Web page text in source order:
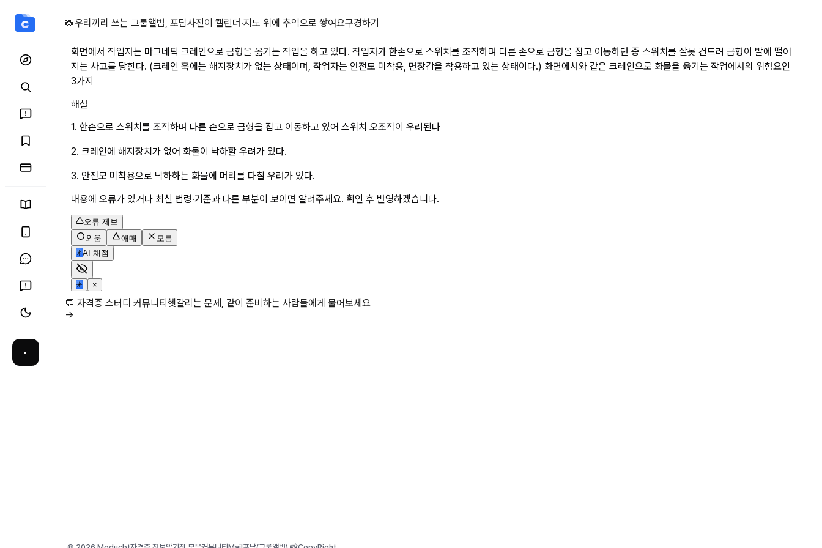
·
화면에서 작업자는 마그네틱 크레인으로 금형을 옮기는 작업을 하고 있다. 작업자가 한손 상세 페이지
📸우리끼리 쓰는 그룹앨범, 포담사진이 캘린더·지도 위에 추억으로 쌓여요구경하기
화면에서 작업자는 마그네틱 크레인으로 금형을 옮기는 작업을 하고 있다. 작업자가 한손으로 스위치를 조작하며 다른 손으로 금형을 잡고 이동하던 중 스위치를 잘못 건드려 금형이 발에 떨어
지는 사고를 당한다. (크레인 훅에는 해지장치가 없는 상태이며, 작업자는 안전모 미착용, 면장갑을 착용하고 있는 상태이다.) 화면에서와 같은 크레인으로 화물을 옮기는 작업에서의 위험요인
3가지
해설
1. 한손으로 스위치를 조작하며 다른 손으로 금형을 잡고 이동하고 있어 스위치 오조작이 우려된다
2. 크레인에 해지장치가 없어 화물이 낙하할 우려가 있다.
3. 안전모 미착용으로 낙하하는 화물에 머리를 다칠 우려가 있다.
내용에 오류가 있거나 최신 법령·기준과 다른 부분이 보이면 알려주세요. 확인 후 반영하겠습니다.
오류 제보
외움
애매
모름
✳AI 채점
✳ ×
💬 자격증 스터디 커뮤니티헷갈리는 문제, 같이 준비하는 사람들에게 물어보세요
→